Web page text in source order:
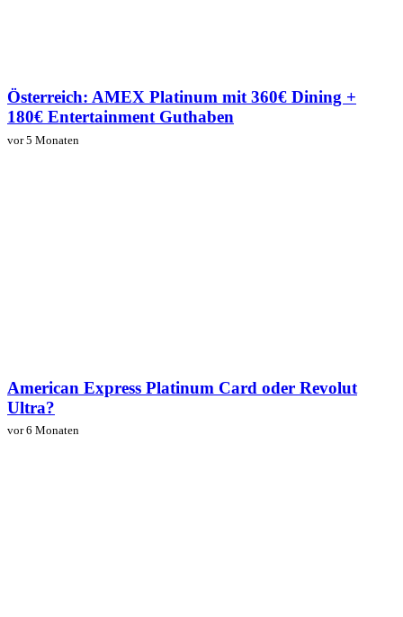
Österreich: AMEX Platinum mit 360€ Dining +
180€ Entertainment Guthaben
vor 5 Monaten
American Express Platinum Card oder Revolut
Ultra?
vor 6 Monaten